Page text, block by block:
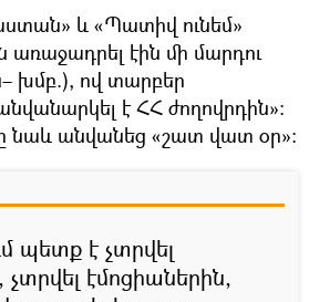
և «Պատիվ ունեմ»
առաջադրել էին մի մարդու
խմբ.), ով տարբեր
է ՀՀ ժողովրդին»:
նաև անվանեց «շատ վատ օր»։
պետք է չտրվել
էմոցիաներին,